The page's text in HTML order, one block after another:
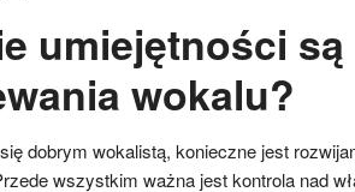
umiejętności
wokalu?
dobrym wokalistą, konieczne jest
wszystkim ważna jest kontrola nad